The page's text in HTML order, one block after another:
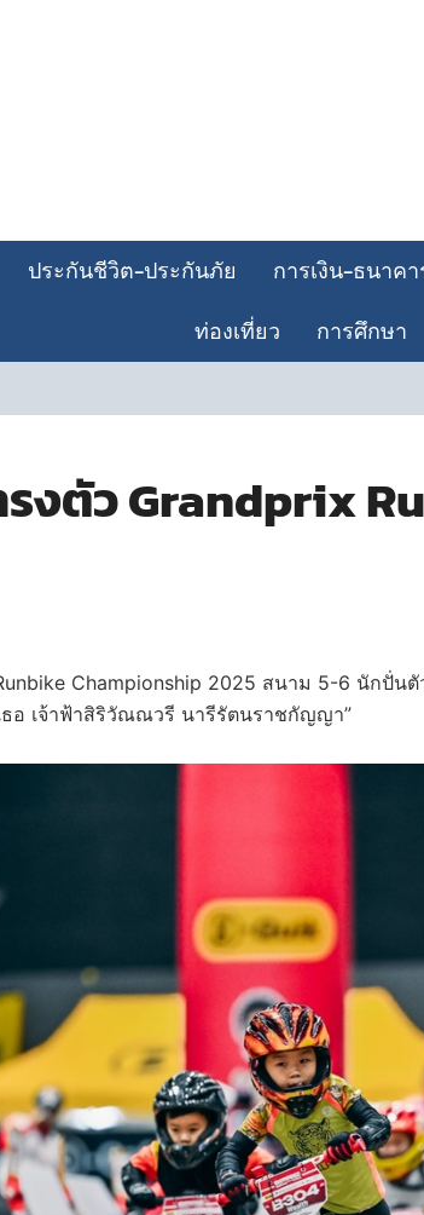
ประกันชีวิต-ประกันภัย การเงิน-ธนาค
ท่องเที่ยว
การศึกษา
งตัว Grandprix
Championship 2025 สนาม 5-6 นักปั่น
ธอ เจ้าฟ้าสิริวัณณวรี นารีรัตนราชกัญญา”